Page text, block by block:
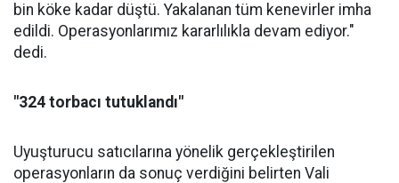
bin köke kadar düştü. Yakalanan tüm kenevirler imha
edildi. Operasyonlarımız kararlılıkla devam ediyor."
dedi.
"324 torbacı tutuklandı"
Uyuşturucu satıcılarına yönelik gerçekleştirilen
operasyonların da sonuç verdiğini belirten Vali